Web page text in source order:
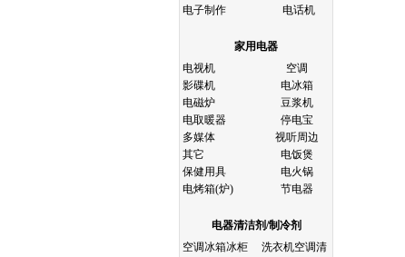
电子制作
电话机
家用电器
电视机
空调
影碟机
电冰箱
电磁炉
豆浆机
电取暖器
停电宝
多媒体
视听周边
其它
电饭煲
保健用具
电火锅
电烤箱(炉)
节电器
电器清洁剂/制冷剂
空调冰箱冰柜
洗衣机空调清